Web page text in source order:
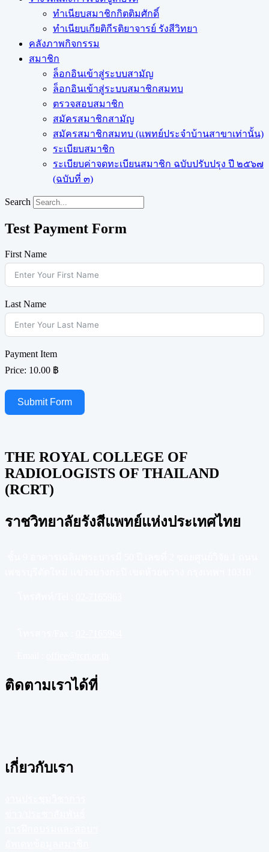
ทำเนียบสมาชิกกิตติมศักดิ์
ทำเนียบเกียติกีรติยาจารย์ รังสีวิทยา
คลังภาพกิจกรรม
สมาชิก
ล็อกอินเข้าสู่ระบบสามัญ
ล็อกอินเข้าสู่ระบบสมาชิกสมทบ
ตรวจสอบสมาชิก
สมัครสมาชิกสามัญ
สมัครสมาชิกสมทบ (แพทย์ประจำบ้านสาขาเท่านั้น)
ระเบียบสมาชิก
ระเบียบค่าจดทะเบียนสมาชิก ฉบับปรับปรุง ปี ๒๕๖๗
(ฉบับที่ ๓)
Search
Test Payment Form
First Name
Last Name
Payment Item
Price: 10.00 ฿
Submit Form
THE ROYAL COLLEGE OF
RADIOLOGISTS OF THAILAND
(RCRT)
ราชวิทยาลัยรังสีแพทย์แห่งประเทศไทย
ติดตามเราได้ที่
เกี่ยวกับเรา